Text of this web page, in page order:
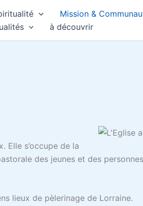
Mission &
à découvrir
Elle s’occupe de la
des jeunes et des
lieux de pèlerinage de Lorraine.